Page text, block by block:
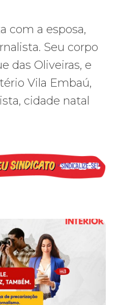
com a esposa,
Seu corpo
das Oliveiras, e
Vila Embaú,
cidade natal
revistas do interior